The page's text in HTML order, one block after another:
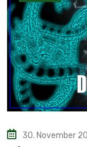
30. November